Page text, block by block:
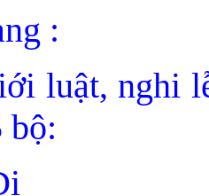
:
luật, nghi
bộ: